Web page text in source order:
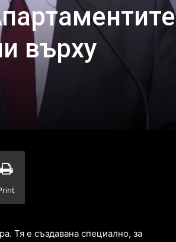
върху
Тя е създавана специално, за